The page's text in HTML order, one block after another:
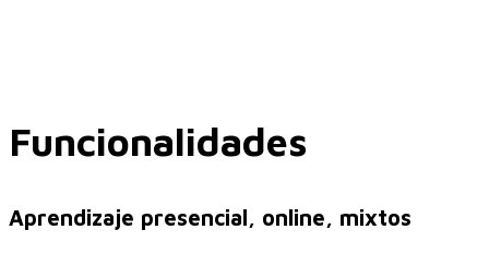
Funcionalidades
Aprendizaje presencial, online, mixtos